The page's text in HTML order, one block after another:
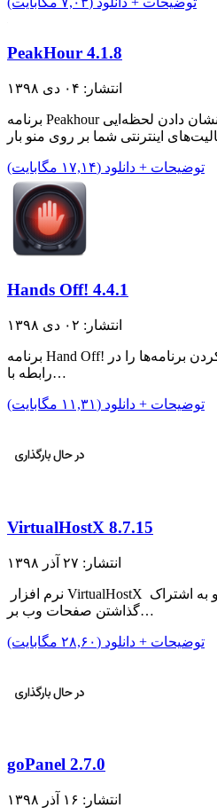
PeakHour 4.1.8
انتشار: ۰۴ دی ۱۳۹۸
برنامه Peakhour برنامه‌ای زیبا برای نشان دادن لحظه‌ایی
توضیحات + دانلود (۱۷,۱۴ مگابایت)
Hands Off! 4.4.1
انتشار: ۰۲ دی ۱۳۹۸
برنامه Hand Off! به شما اجازه مانیتور و کنترل کردن برنامه‌ها را در
رابطه با…
توضیحات + دانلود (۱۱,۳۱ مگابایت)
VirtualHostX 8.7.15
انتشار: ۲۷ آذر ۱۳۹۸
گذاشتن صفحات وب بر…
توضیحات + دانلود (۲۸,۶۰ مگابایت)
goPanel 2.7.0
انتشار: ۱۶ آذر ۱۳۹۸